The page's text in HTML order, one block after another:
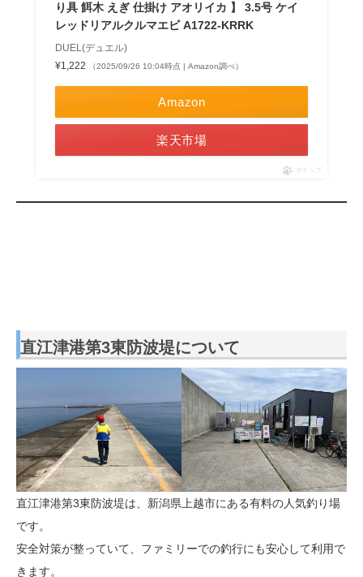
り具 餌木 えぎ 仕掛け アオリイカ 】 3.5号 ケイ
レッドリアルクルマエビ A1722-KRRK
DUEL(デュエル)
¥1,222
（2025/09/26 10:04時点 | Amazon調べ）
Amazon
楽天市場
ポチップ
直江津港第3東防波堤について
直江津港第3東防波堤は、新潟県上越市にある有料の人気釣り場
です。
安全対策が整っていて、ファミリーでの釣行にも安心して利用で
きます。